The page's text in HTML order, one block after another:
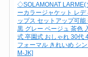
◇SOLAMONAT LARME(
ーカラージャケット レデ
ップス セットアップ可能
黒 グレー ベージュ 茶色
式 卒園式 おしゃれ 30代
フォーマル きれいめ シ
M-JK]